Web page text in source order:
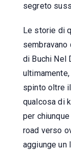
segreto
Le storie di
sembravano
di Buchi Nel
spinto oltre
qualcosa di
per
road verso
aggiunge un